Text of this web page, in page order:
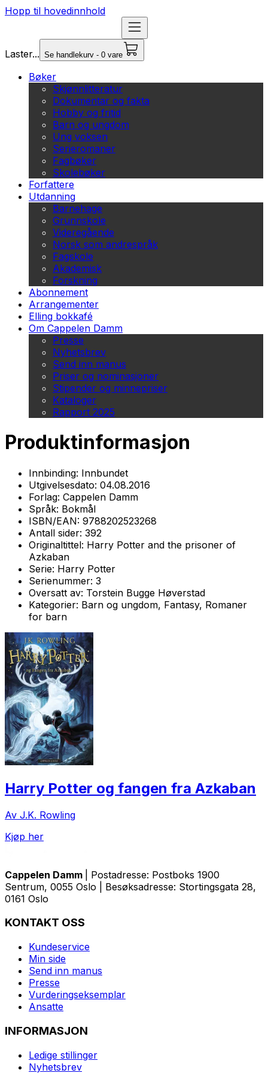
Hopp til hovedinnhold
Laster... Se handlekurv - 0 vare
Bøker
Skjønnlitteratur
Dokumentar og fakta
Hobby og fritid
Barn og ungdom
Ung voksen
Serieromaner
Fagbøker
Skolebøker
Forfattere
Utdanning
Barnehage
Grunnskole
Videregående
Norsk som andrespråk
Fagskole
Akademisk
Forskning
Abonnement
Arrangementer
Elling bokkafé
Om Cappelen Damm
Presse
Nyhetsbrev
Send inn manus
Priser og nominasjoner
Stipender og minnepriser
Kataloger
Rapport 2025
Produktinformasjon
Innbinding: Innbundet
Utgivelsesdato: 04.08.2016
Forlag: Cappelen Damm
Språk: Bokmål
ISBN/EAN: 9788202523268
Antall sider: 392
Originaltittel: Harry Potter and the prisoner of
Azkaban
Serie: Harry Potter
Serienummer: 3
Oversatt av: Torstein Bugge Høverstad
Kategorier: Barn og ungdom, Fantasy, Romaner
for barn
Harry Potter og fangen fra Azkaban
Av J.K. Rowling
Kjøp her
Cappelen Damm
| Postadresse: Postboks 1900
Sentrum, 0055 Oslo | Besøksadresse: Stortingsgata 28,
0161 Oslo
KONTAKT OSS
Kundeservice
Min side
Send inn manus
Presse
Vurderingseksemplar
Ansatte
INFORMASJON
Ledige stillinger
Nyhetsbrev